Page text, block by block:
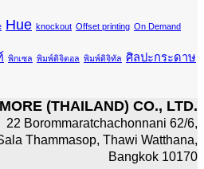
Hue knockout Offset printing On Demand
พิกเซล พิมพ์ดิจิตอล พิมพ์ดิจิทัล ศิลปะกระดาษ
(THAILAND) CO., LTD.
22 Borommaratchachonnani 62/6,
Thammasop, Thawi Watthana,
Bangkok 10170